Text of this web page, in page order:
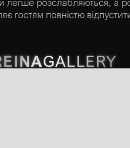
гостям повністю
GALLERY